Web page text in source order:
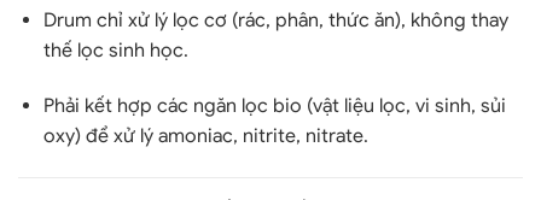
Drum chỉ xử lý lọc cơ (rác, phân, thức ăn), không thay
thế lọc sinh học.
Phải kết hợp các ngăn lọc bio (vật liệu lọc, vi sinh, sủi
oxy) để xử lý amoniac, nitrite, nitrate.